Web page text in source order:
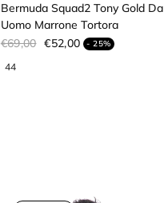
Bermuda Squad2 Tony Gold Da
Uomo Marrone Tortora
€69,00 €52,00 - 25%